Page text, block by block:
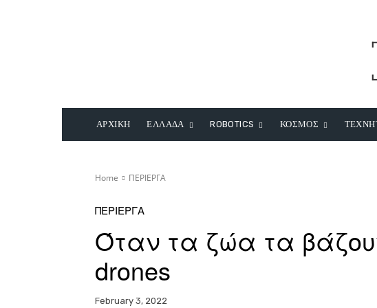
ΑΡΧΙΚΗ ΕΛΛΑΔΑ ROBOTICS ΚΟΣΜΟΣ
Home ΠΕΡΙΕΡΓΑ
ΠΕΡΙΕΡΓΑ
Όταν τα ζώα τα
drones
February 3, 2022